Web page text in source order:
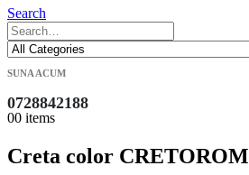
Search
SUNA ACUM
0728842188
00 items
Creta color CRETOROM